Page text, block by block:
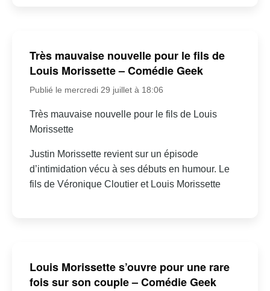
Très mauvaise nouvelle pour le fils de
Louis Morissette – Comédie Geek
Publié le mercredi 29 juillet à 18:06
Très mauvaise nouvelle pour le fils de Louis
Morissette
Justin Morissette revient sur un épisode
d’intimidation vécu à ses débuts en humour. Le
fils de Véronique Cloutier et Louis Morissette
Louis Morissette s’ouvre pour une rare
fois sur son couple – Comédie Geek